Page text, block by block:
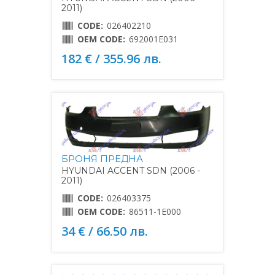
2011)
CODE: 026402210
OEM CODE: 692001E031
182 € / 355.96 лв.
БРОНЯ ПРЕДНА
HYUNDAI ACCENT SDN (2006 -
2011)
CODE: 026403375
OEM CODE: 86511-1E000
34 € / 66.50 лв.